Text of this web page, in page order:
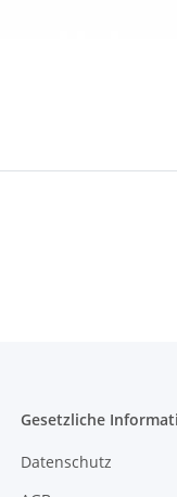
Gesetzliche
Datenschutz